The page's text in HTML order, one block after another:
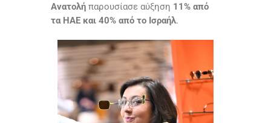
Ανατολή παρουσίασε αύξηση 11% από
τα ΗΑΕ και 40% από το Ισραήλ.